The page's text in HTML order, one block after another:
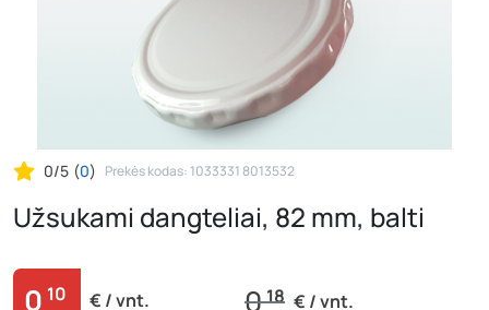
0/5 (0) Prekės kodas: 1033331 8013532
Užsukami dangteliai, 82 mm, balti
0 10 € / vnt. 018 € / vnt.